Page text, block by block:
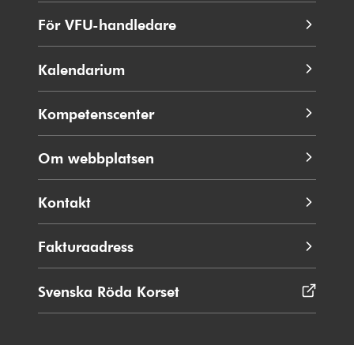
För VFU-handledare
Kalendarium
Kompetenscenter
Om webbplatsen
Kontakt
Fakturaadress
Svenska Röda Korset
i